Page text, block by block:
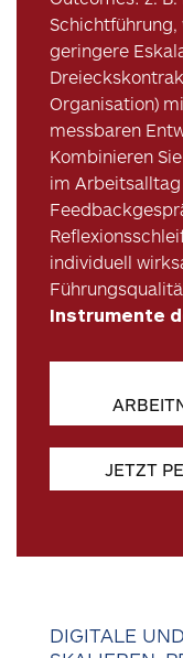
geringere
Organisation)
messbaren
Kombinieren
im
individuell
Instrumente
JETZT
DIGITALE